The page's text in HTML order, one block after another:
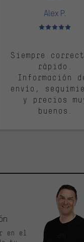
Alex P.
Valoración
Siempre
rápido.
Información
envío,
y precios
buenos.
en el